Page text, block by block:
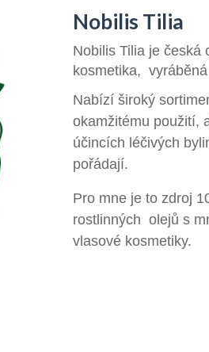
Nobilis Tilia
Nobilis Tilia je česká
kosmetika,
Nabízí široký
okamžitému použití,
účincích léčivých
pořádají.
Pro mne je to zdroj
rostlinných olejů s
vlasové kosmetiky.